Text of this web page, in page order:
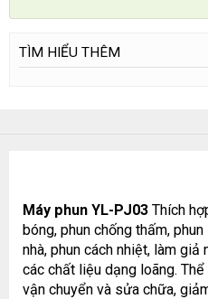
TÌM HIỂU THÊM
Máy phun YL-PJ03 Thích
bóng, phun chống thấm,
nhà, phun cách nhiệt, làm giả
các chất liệu dạng loãng.
vận chuyển và sửa chữa,